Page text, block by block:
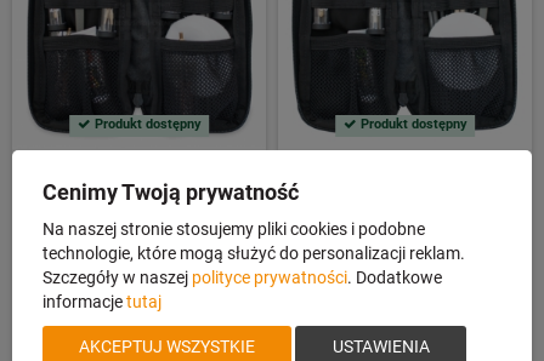
Produkt dostępny
Defender kal.5,56/7,62
509,00 zł
DO KOSZYKA
Produkt dostępny
DO KOSZYKA
Cenimy Twoją prywatność
Na naszej stronie stosujemy pliki cookies i podobne
technologie, które mogą służyć do personalizacji reklam.
Szczegóły w naszej polityce prywatności. Dodatkowe
informacjetutaj
AKCEPTUJ WSZYSTKIE USTAWIENIA